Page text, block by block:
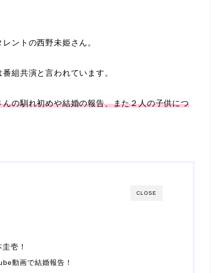
ントの西野未姫さん。
組共演と言われています。
んの馴れ初めや結婚の報告、また２人の子供につ
CLOSE
壱！
動画で結婚報告！